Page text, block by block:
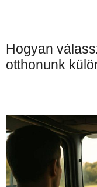
Hogyan
otthonunk